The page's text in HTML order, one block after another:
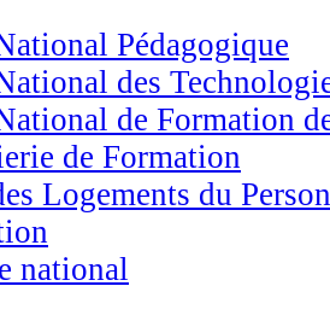
Pédagogique
des
de Formation
de Formation
Logements du
national